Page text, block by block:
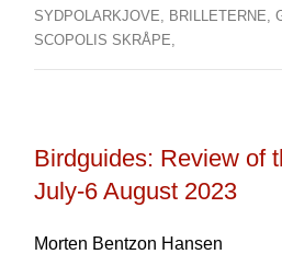
SYDPOLARKJOVE, BRILLETERNE,
SCOPOLIS SKRÅPE,
Birdguides: Review of
July-6 August 2023
Morten Bentzon Hansen